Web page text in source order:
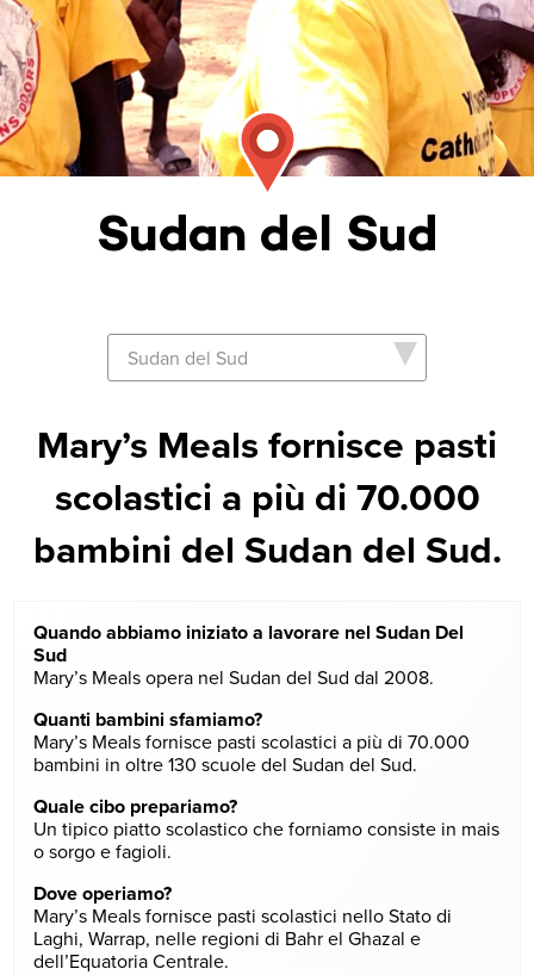
Sudan del Sud
Mary’s Meals fornisce pasti
scolastici a più di 70.000
bambini del Sudan del Sud.
Quando abbiamo iniziato a lavorare nel Sudan Del
Sud
Mary’s Meals opera nel Sudan del Sud dal 2008.
Quanti bambini sfamiamo?
Mary’s Meals fornisce pasti scolastici a più di 70.000
bambini in oltre 130 scuole del Sudan del Sud.
Quale cibo prepariamo?
Un tipico piatto scolastico che forniamo consiste in mais
o sorgo e fagioli.
Dove operiamo?
Mary’s Meals fornisce pasti scolastici nello Stato di
Laghi, Warrap, nelle regioni di Bahr el Ghazal e
dell’Equatoria Centrale.